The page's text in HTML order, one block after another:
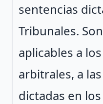
sentencias
Tribunales.
aplicables a
arbitrales, a
dictadas en